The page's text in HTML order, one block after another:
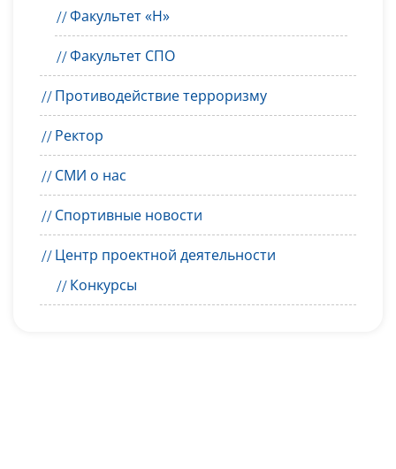
Факультет «Н»
Факультет СПО
Противодействие терроризму
Ректор
СМИ о нас
Спортивные новости
Центр проектной деятельности
Конкурсы